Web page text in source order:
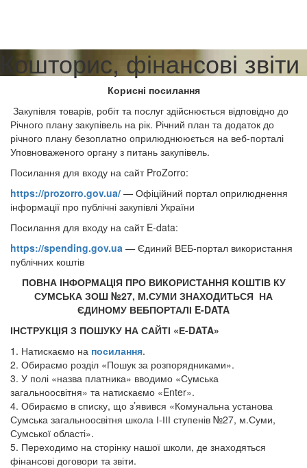
Кошторис, фінансові звіти
Корисні посилання
Закупівля товарів, робіт та послуг здійснюється відповідно до
Річного плану закупівель на рік. Річний план та додаток до
річного плану безоплатно оприлюднююється на веб-порталі
Уповноваженого органу з питань закупівель.
Посилання для входу на сайт ProZorro:
https://prozorro.gov.ua/ —Офіційний портал оприлюднення
інформації про публічні закупівлі України
Посилання для входу на сайт E-data:
https://spending.gov.ua —Єдиний ВЕБ-портал використання
публічних коштів
ПОВНА ІНФОРМАЦІЯ ПРО ВИКОРИСТАННЯ КОШТІВ КУ
СУМСЬКА ЗОШ №27, М.СУМИ ЗНАХОДИТЬСЯ НА
ЄДИНОМУ ВЕБПОРТАЛІ E-DATA
ІНСТРУКЦІЯ З ПОШУКУ НА САЙТІ «Е-DATA»
1. Натискаємо на посилання.
2. Обираємо розділ «Пошук за розпорядниками».
3. У полі «назва платника» вводимо «Сумська
загальноосвітня» та натискаємо «Enter».
4. Обираємо в списку, що з’явився «Комунальна установа
Сумська загальноосвітня школа І-ІІІ ступенів №27, м.Суми,
Сумської області».
5. Переходимо на сторінку нашої школи, де знаходяться
фінансові договори та звіти.